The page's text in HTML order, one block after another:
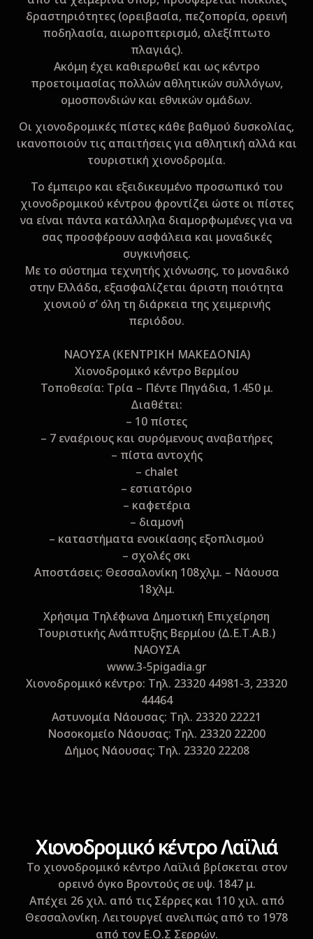
δραστηριότητες (ορειβασία, πεζοπορία, ορεινή
ποδηλασία, αιωροπτερισμό, αλεξίπτωτο
πλαγιάς).
Ακόμη έχει καθιερωθεί και ως κέντρο
προετοιμασίας πολλών αθλητικών συλλόγων,
ομοσπονδιών και εθνικών ομάδων.
Οι χιονοδρομικές πίστες κάθε βαθμού δυσκολίας,
ικανοποιούν τις απαιτήσεις για αθλητική αλλά και
τουριστική χιονοδρομία.
Το έμπειρο και εξειδικευμένο προσωπικό του
χιονοδρομικού κέντρου φροντίζει ώστε οι πίστες
να είναι πάντα κατάλληλα διαμορφωμένες για να
σας προσφέρουν ασφάλεια και μοναδικές
συγκινήσεις.
Με το σύστημα τεχνητής χιόνωσης, το μοναδικό
στην Ελλάδα, εξασφαλίζεται άριστη ποιότητα
χιονιού σ’ όλη τη διάρκεια της χειμερινής
περιόδου.
ΝΑΟΥΣΑ (ΚΕΝΤΡΙΚΗ ΜΑΚΕΔΟΝΙΑ)
Xιονοδρομικό κέντρο Bερμίου
Τοποθεσία: Tρία – Πέντε Πηγάδια, 1.450 μ.
Διαθέτει:
– 10 πίστες
– 7 εναέριους και συρόμενους αναβατήρες
– πίστα αντοχής
– chalet
– εστιατόριο
– καφετέρια
– διαμονή
– καταστήματα ενοικίασης εξοπλισμού
– σχολές σκι
Aποστάσεις: Θεσσαλονίκη 108χλμ. – Νάουσα
18χλμ.
Xρήσιμα Τηλέφωνα Δημοτική Επιχείρηση
Τουριστικής Ανάπτυξης Βερμίου (Δ.Ε.Τ.A.B.)
ΝΑΟΥΣΑ
www.3-5pigadia.gr
Xιονοδρομικό κέντρο: Tηλ. 23320 44981-3, 23320
44464
Αστυνομία Νάουσας: Τηλ. 23320 22221
Nοσοκομείο Nάουσας: Τηλ. 23320 22200
Δήμος Nάουσας: Τηλ. 23320 22208
Xιονοδρομικό κέντρο Λαϊλιά
Το χιονοδρομικό κέντρο Λαϊλιά βρίσκεται στον
ορεινό όγκο Βροντούς σε υψ. 1847 μ.
Απέχει 26 χιλ. από τις Σέρρες και 110 χιλ. από
Θεσσαλονίκη. Λειτουργεί ανελιπώς από το 1978
από τον Ε.Ο.Σ Σερρών.